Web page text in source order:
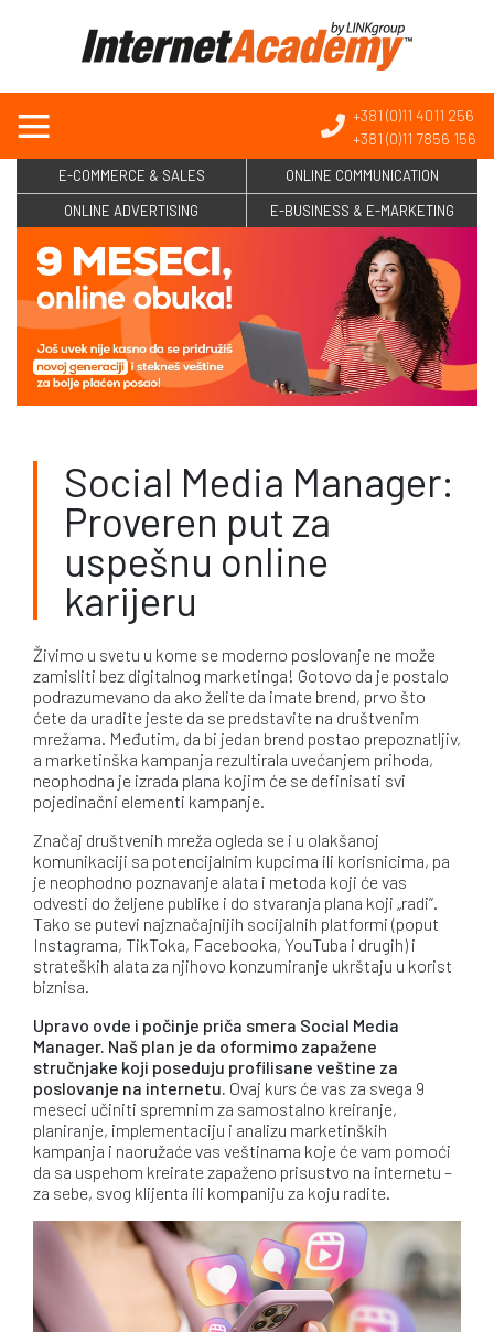
+381 (0)11 4011 256
+381 (0)11 7856 156
E-COMMERCE & SALES
ONLINE COMMUNICATION
ONLINE ADVERTISING
E-BUSINESS & E-MARKETING
Social Media Manager:
Proveren put za
uspešnu online
karijeru
Živimo u svetu u kome se moderno poslovanje ne može
zamisliti bez digitalnog marketinga! Gotovo da je postalo
podrazumevano da ako želite da imate brend, prvo što
ćete da uradite jeste da se predstavite na društvenim
mrežama. Međutim, da bi jedan brend postao prepoznatljiv,
a marketinška kampanja rezultirala uvećanjem prihoda,
neophodna je izrada plana kojim će se definisati svi
pojedinačni elementi kampanje.
Značaj društvenih mreža ogleda se i u olakšanoj
komunikaciji sa potencijalnim kupcima ili korisnicima, pa
je neophodno poznavanje alata i metoda koji će vas
odvesti do željene publike i do stvaranja plana koji „radi”.
Tako se putevi najznačajnijih socijalnih platformi (poput
Instagrama, TikToka, Facebooka, YouTuba i drugih) i
strateških alata za njihovo konzumiranje ukrštaju u korist
biznisa.
Upravo ovde i počinje priča smera Social Media
Manager. Naš plan je da oformimo zapažene
stručnjake koji poseduju profilisane veštine za
poslovanje na internetu. Ovaj kurs će vas za svega 9
meseci učiniti spremnim za samostalno kreiranje,
planiranje, implementaciju i analizu marketinških
kampanja i naoružaće vas veštinama koje će vam pomoći
da sa uspehom kreirate zapaženo prisustvo na internetu –
za sebe, svog klijenta ili kompaniju za koju radite.